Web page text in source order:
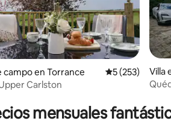
4.83 de 5; 30 evaluaciones
campo en Torrance Calificación
5 (253)
Carlston
Villa
mensuales